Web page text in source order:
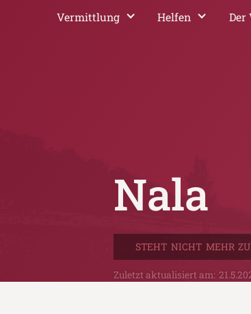
Vermittlung Helfen Der
Nala
STEHT NICHT MEHR
Zuletzt aktualisiert am: